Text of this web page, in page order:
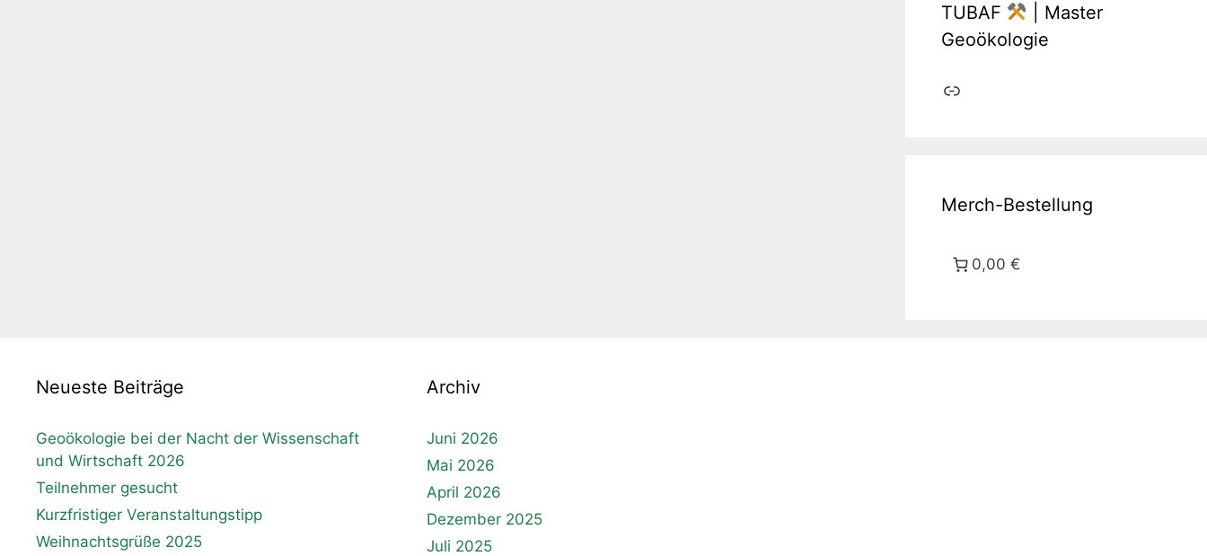
TUBAF
| Master
Geoökologie
Link
Merch-Bestellung
0,00 €
Neueste Beiträge
Geoökologie bei der Nacht der Wissenschaft
und Wirtschaft 2026
Teilnehmer gesucht
Kurzfristiger Veranstaltungstipp
Weihnachtsgrüße 2025
Archiv
Juni 2026
Mai 2026
April 2026
Dezember 2025
Juli 2025